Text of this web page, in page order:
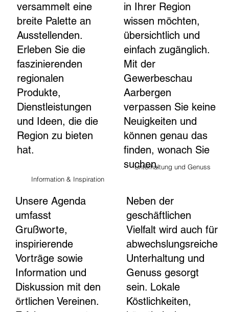
Unsere Agenda
umfasst
Grußworte,
inspirierende
Vorträge sowie
Information und
Diskussion mit den
örtlichen Vereinen.
versammelt eine
breite Palette an
Ausstellenden.
Erleben Sie die
faszinierenden
regionalen
Produkte,
Dienstleistungen
und Ideen, die die
Region zu bieten
hat.
Information & Inspiration
in Ihrer Region
wissen möchten,
übersichtlich und
einfach zugänglich.
Mit der
Gewerbeschau
Aarbergen
verpassen Sie keine
Neuigkeiten und
können genau das
finden, wonach Sie
suchen.
Unterhaltung und Genuss
Neben der
geschäftlichen
Vielfalt wird auch für
abwechslungsreiche
Unterhaltung und
Genuss gesorgt
sein. Lokale
Köstlichkeiten,